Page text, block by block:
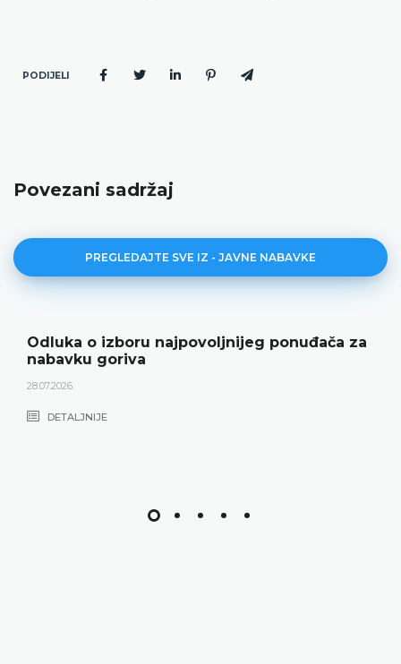
PODIJELI
Povezani sadržaj
PREGLEDAJTE SVE IZ - JAVNE NABAVKE
Odluka o izboru najpovoljnijeg ponuđača za
nabavku goriva
28.07.2026.
DETALJNIJE